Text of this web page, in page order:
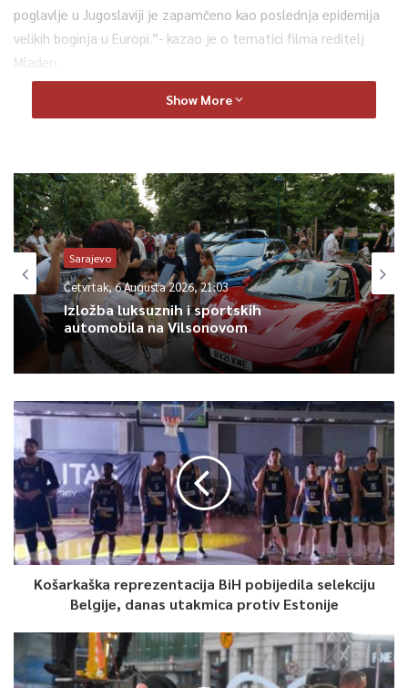
poglavlje u Jugoslaviji je zapamčeno kao poslednja epidemija
velikih boginja u Europi.”- kazao je o tematici filma reditelj
Mladen.
0
Show More
Sarajevo
Četvrtak, 6 Augusta 2026, 21:03
Izložba luksuznih i sportskih
automobila na Vilsonovom
Košarkaška reprezentacija BiH pobijedila selekciju
Belgije, danas utakmica protiv Estonije